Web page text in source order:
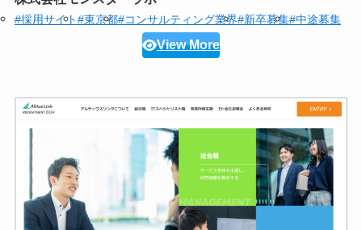
#採用サイト#東京都#コンサルティング業界#新卒募集#中途募集
View More